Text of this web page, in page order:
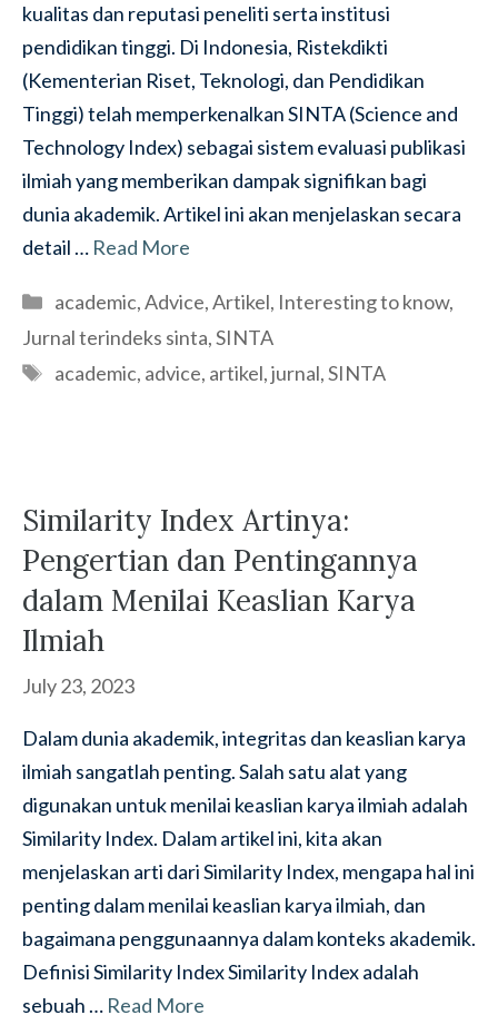
kualitas dan reputasi peneliti serta institusi
pendidikan tinggi. Di Indonesia, Ristekdikti
(Kementerian Riset, Teknologi, dan Pendidikan
Tinggi) telah memperkenalkan SINTA (Science and
Technology Index) sebagai sistem evaluasi publikasi
ilmiah yang memberikan dampak signifikan bagi
dunia akademik. Artikel ini akan menjelaskan secara
detail … Read More
Categories
academic,Advice,Artikel, Interesting to know,
Jurnal terindeks sinta,SINTA
Tags
academic, advice, artikel,jurnal,SINTA
Similarity Index Artinya:
Pengertian dan Pentingannya
dalam Menilai Keaslian Karya
Ilmiah
July 23, 2023
Dalam dunia akademik, integritas dan keaslian karya
ilmiah sangatlah penting. Salah satu alat yang
digunakan untuk menilai keaslian karya ilmiah adalah
Similarity Index. Dalam artikel ini, kita akan
menjelaskan arti dari Similarity Index, mengapa hal ini
penting dalam menilai keaslian karya ilmiah, dan
bagaimana penggunaannya dalam konteks akademik.
Definisi Similarity Index Similarity Index adalah
sebuah … Read More